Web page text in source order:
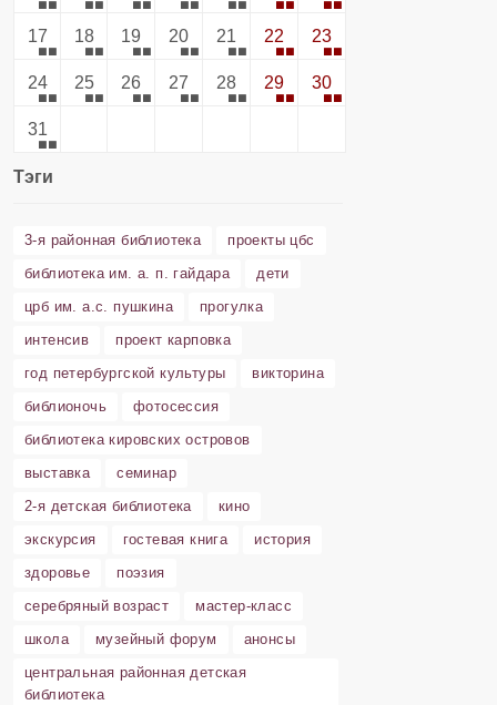
17 18 19 20 21 22 23
24 25 26 27 28 29 30
31
Тэги
3-я районная библиотека
проекты цбс
библиотека им. а. п. гайдара
дети
црб им. а.с. пушкина
прогулка
интенсив
проект карповка
год петербургской культуры
викторина
библионочь
фотосессия
библиотека кировских островов
выставка
семинар
2-я детская библиотека
кино
экскурсия
гостевая книга
история
здоровье
поэзия
серебряный возраст
мастер-класс
школа
музейный форум
анонсы
центральная районная детская
библиотека